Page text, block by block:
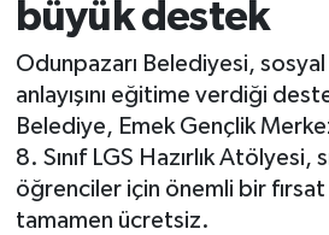
büyük destek
Odunpazarı Belediyesi,
anlayışını eğitime verdiği
Belediye, Emek Gençlik
8. Sınıf LGS Hazırlık Atölyesi,
öğrenciler için önemli bir
tamamen ücretsiz.